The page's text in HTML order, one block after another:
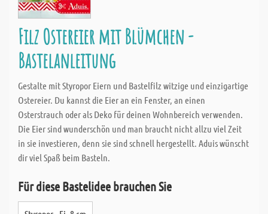
Filz Ostereier mit Blümchen -
Bastelanleitung
Gestalte mit Styropor Eiern und Bastelfilz witzige und einzigartige
Ostereier. Du kannst die Eier an ein Fenster, an einen
Osterstrauch oder als Deko für deinen Wohnbereich verwenden.
Die Eier sind wunderschön und man braucht nicht allzu viel Zeit
in sie investieren, denn sie sind schnell hergestellt. Aduis wünscht
dir viel Spaß beim Basteln.
Für diese Bastelidee brauchen Sie